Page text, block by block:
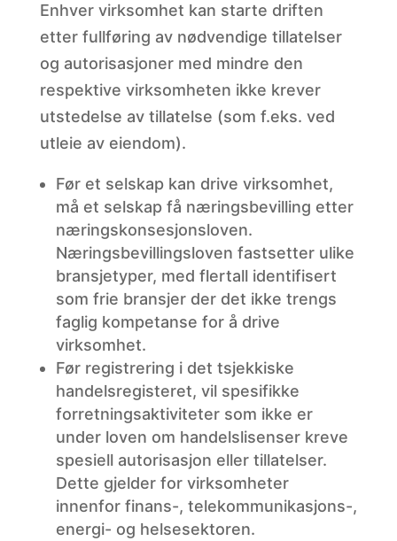
Enhver virksomhet kan starte driften
etter fullføring av nødvendige tillatelser
og autorisasjoner med mindre den
respektive virksomheten ikke krever
utstedelse av tillatelse (som f.eks. ved
utleie av eiendom).
Føret selskap kan drive virksomhet,
må et selskap få næringsbevilling etter
næringskonsesjonsloven.
Næringsbevillingsloven fastsetter ulike
bransjetyper, med flertall identifisert
som frie bransjer der det ikke trengs
faglig kompetanse for å drive
virksomhet.
Førregistrering i det tsjekkiske
handelsregisteret, vil spesifikke
forretningsaktiviteter som ikke er
under loven om handelslisenser kreve
spesiell autorisasjon eller tillatelser.
Dette gjelder for virksomheter
innenfor finans-, telekommunikasjons-,
energi- og helsesektoren.